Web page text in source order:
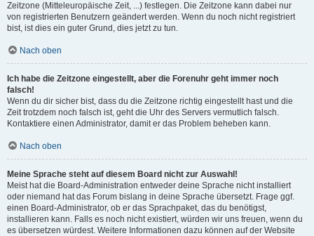
Zeitzone (Mitteleuropäische Zeit, ...) festlegen. Die Zeitzone kann dabei nur
von registrierten Benutzern geändert werden. Wenn du noch nicht registriert
bist, ist dies ein guter Grund, dies jetzt zu tun.
Nach oben
Ich habe die Zeitzone eingestellt, aber die Forenuhr geht immer noch
falsch!
Wenn du dir sicher bist, dass du die Zeitzone richtig eingestellt hast und die
Zeit trotzdem noch falsch ist, geht die Uhr des Servers vermutlich falsch.
Kontaktiere einen Administrator, damit er das Problem beheben kann.
Nach oben
Meine Sprache steht auf diesem Board nicht zur Auswahl!
Meist hat die Board-Administration entweder deine Sprache nicht installiert
oder niemand hat das Forum bislang in deine Sprache übersetzt. Frage ggf.
einen Board-Administrator, ob er das Sprachpaket, das du benötigst,
installieren kann. Falls es noch nicht existiert, würden wir uns freuen, wenn du
es übersetzen würdest. Weitere Informationen dazu können auf der Website